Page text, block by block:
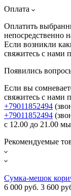
Оплата
Оплатить
непосредственно
Если возникли
свяжитесь с нами
Появились
Если вы
свяжитесь с нами
+79011852494
+79011852494
с 12.00 до 21.00
Рекомендуемые
Сумка-мешок
6 000 руб. 3 600